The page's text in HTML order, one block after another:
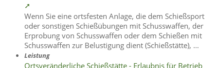
➚
Wenn Sie eine ortsfesten Anlage, die dem Schießsport
oder sonstigen Schießübungen mit Schusswaffen, der
Erprobung von Schusswaffen oder dem Schießen mit
Schusswaffen zur Belustigung dient (Schießstätte), …
Leistung
Ortsveränderliche Schießstätte - Erlaubnis für Betrieb